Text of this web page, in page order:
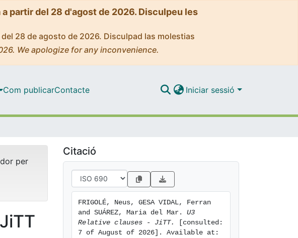
partir del 28 d'agost de 2026. Disculpeu les
28 de agosto de 2026. Disculpad las molestias
We apologize for any inconvenience.
Com publicarContacte Iniciar sessió
per
Citació
FRIGOLÉ, Neus, GESA VIDAL, Ferran
and SUÁREZ, Maria del Mar. U3
Relative clauses - JiTT.
[consulted:
7 of August of 2026]. Available at: